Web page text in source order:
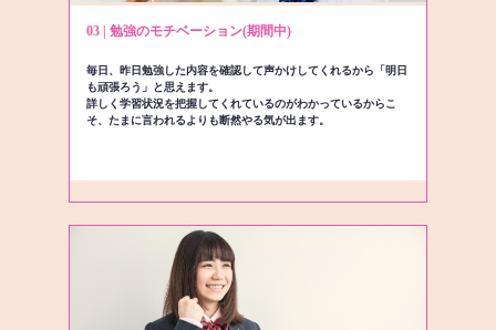
03 | 勉強のモチベーション(期間中)
毎日、昨日勉強した内容を確認して声かけしてくれるから「明日
も頑張ろう」と思えます。
詳しく学習状況を把握してくれているのがわかっているからこ
そ、たまに言われるよりも断然やる気が出ます。